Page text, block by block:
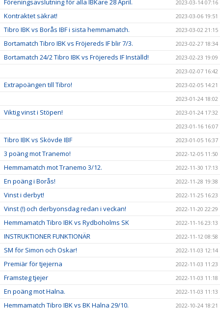
2023-03-14 07:16
Kontraktet säkrat! 2023-03-06 19:51
Tibro IBK vs Borås IBF i sista hemmamatch. 2023-03-02 21:15
Bortamatch Tibro IBK vs Fröjereds IF blir 7/3. 2023-02-27 18:34
Bortamatch 24/2 Tibro IBK vs Fröjereds IF Inställd!
2023-02-23 19:09
2023-02-07 16:42
Extrapoängen till Tibro!
2023-02-05 14:21
2023-01-24 18:02
Viktig vinst i Stöpen!
2023-01-24 17:32
2023-01-16 16:07
Tibro IBK vs Skövde IBF 2023-01-05 16:37
3 poäng mot Tranemo! 2022-12-05 11:50
Hemmamatch mot Tranemo 3/12. 2022-11-30 17:13
En poäng i Borås! 2022-11-28 19:38
Vinst i derbyt! 2022-11-25 16:23
Vinst (!) och derbyonsdag redan i veckan! 2022-11-20 22:29
Hemmamatch Tibro IBK vs Rydboholms SK 2022-11-16 23:13
INSTRUKTIONER FUNKTIONÄR 2022-11-12 08:58
SM för Simon och Oskar! 2022-11-03 12:14
Premiär för tjejerna 2022-11-03 11:23
Framsteg tjejer 2022-11-03 11:18
En poäng mot Halna. 2022-11-03 11:13
Hemmamatch Tibro IBK vs BK Halna 29/10. 2022-10-24 18:21